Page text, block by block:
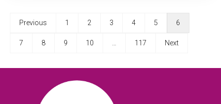
Previous 1 2 3 4 5 6
7 8 9 10 117 Next